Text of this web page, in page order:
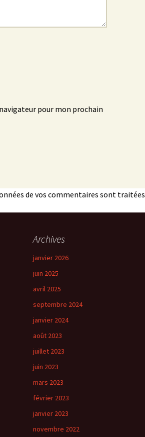
pour mon prochain
de vos commentaires sont traitées
Archives
janvier 2026
juin 2025
avril 2025
septembre 2024
janvier 2024
août 2023
juillet 2023
juin 2023
mars 2023
février 2023
janvier 2023
novembre 2022